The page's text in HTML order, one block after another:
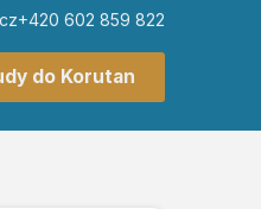
+420 602 859 822
do Korutan